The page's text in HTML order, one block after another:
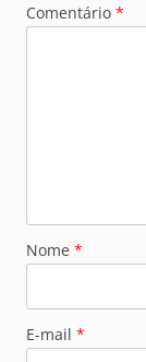
Comentário *
Nome *
E-mail *